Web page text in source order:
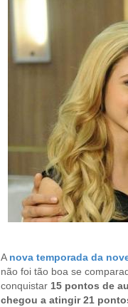
A nova temporada da
não foi tão boa se
conquistar 15 pontos de
chegou a atingir 21